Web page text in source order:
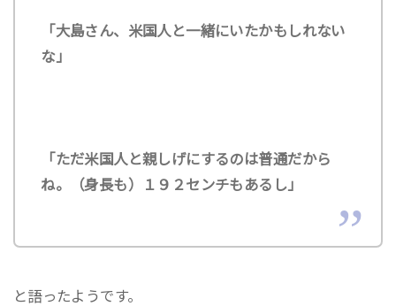
「大島さん、米国人と一緒にいたかもしれない
な」
「ただ米国人と親しげにするのは普通だから
ね。（身長も）１９２センチもあるし」
と語ったようです。